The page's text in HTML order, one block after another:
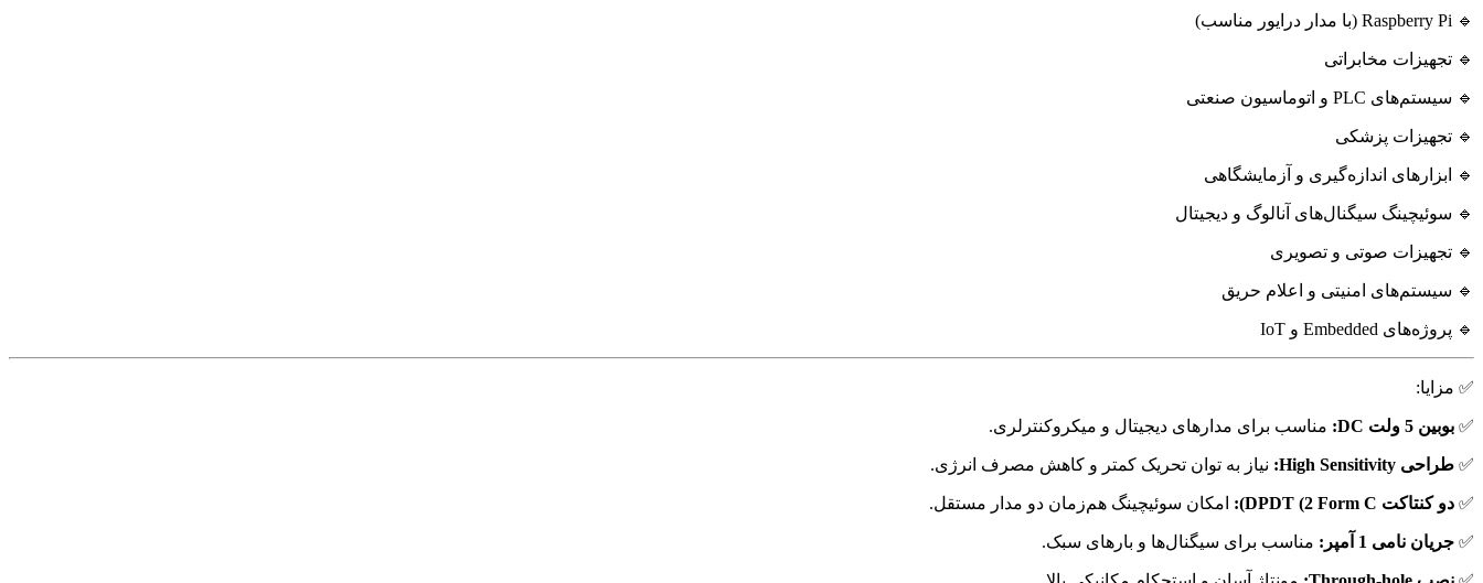
🔹 Raspberry Pi (با مدار درایور مناسب)
🔹 تجهیزات مخابراتی
🔹 سیستم‌های PLC و اتوماسیون صنعتی
🔹 تجهیزات پزشکی
🔹 ابزارهای اندازه‌گیری و آزمایشگاهی
🔹 سوئیچینگ سیگنال‌های آنالوگ و دیجیتال
🔹 تجهیزات صوتی و تصویری
🔹 سیستم‌های امنیتی و اعلام حریق
🔹 پروژه‌های Embedded و IoT
✅ مزایا:
✅ بوبین 5 ولت DC: مناسب برای مدارهای دیجیتال و میکروکنترلری.
✅ طراحی High Sensitivity: نیاز به توان تحریک کمتر و کاهش مصرف انرژی.
✅ دو کنتاکت DPDT (2 Form C): امکان سوئیچینگ هم‌زمان دو مدار مستقل.
✅ جریان نامی 1 آمپر: مناسب برای سیگنال‌ها و بارهای سبک.